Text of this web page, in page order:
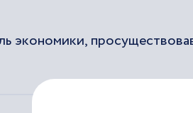
экономики,